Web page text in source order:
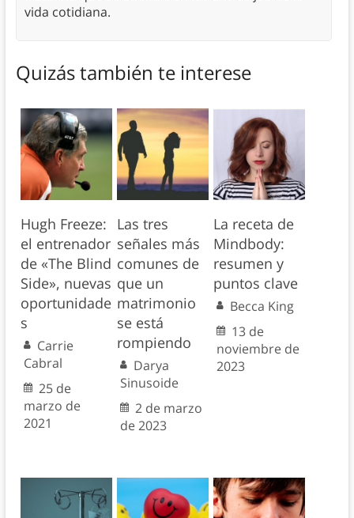
vida cotidiana.
Quizás también te interese
Hugh Freeze:
el entrenador
de «The Blind
Side», nuevas
oportunidade
s
Carrie
Cabral
25 de
marzo de
2021
Las tres
señales más
comunes de
que un
matrimonio
se está
rompiendo
Darya
Sinusoide
2 de marzo
de 2023
La receta de
Mindbody:
resumen y
puntos clave
Becca King
13 de
noviembre de
2023